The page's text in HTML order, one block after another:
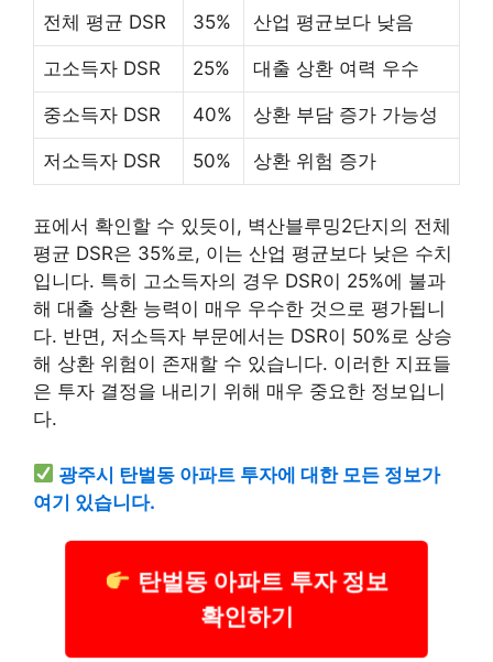
전체 평균 DSR 35% 산업 평균보다 낮음
고소득자 DSR 25% 대출 상환 여력 우수
중소득자 DSR 40% 상환 부담 증가 가능성
저소득자 DSR 50% 상환 위험 증가
표에서 확인할 수 있듯이, 벽산블루밍2단지의 전체
평균 DSR은 35%로, 이는 산업 평균보다 낮은 수치
입니다. 특히 고소득자의 경우 DSR이 25%에 불과
해 대출 상환 능력이 매우 우수한 것으로 평가됩니
다. 반면, 저소득자 부문에서는 DSR이 50%로 상승
해 상환 위험이 존재할 수 있습니다. 이러한 지표들
은 투자 결정을 내리기 위해 매우 중요한 정보입니
다.
광주시 탄벌동 아파트 투자에 대한 모든 정보가
여기 있습니다.
탄벌동 아파트 투자 정보
확인하기